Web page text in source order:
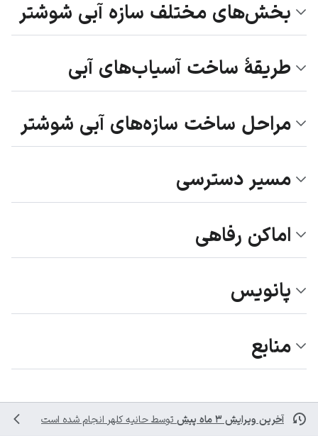
بخش‌های مختلف سازه آبی شوشتر
طریقهٔ ساخت آسیاب‌های آبی
مراحل ساخت سازه‌های آبی شوشتر
مسیر دسترسی
اماکن رفاهی
پانویس
منابع
آخرین ویرایش ۳ ماه پیش توسط حانیه کلهر انجام شده است